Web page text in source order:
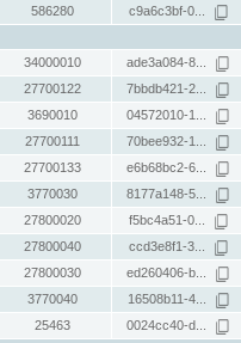
586280 c9a6c3bf-0...
34000010 ade3a084-8...
27700122 7bbdb421-2...
3690010 04572010-1...
27700111 70bee932-1...
27700133 e6b68bc2-6...
3770030 8177a148-5...
27800020 f5bc4a51-0...
27800040 ccd3e8f1-3...
27800030 ed260406-b...
3770040 16508b11-4...
25463 0024cc40-d...